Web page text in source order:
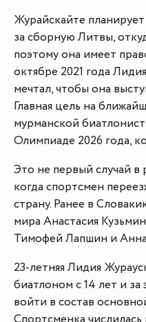
Журайскайте
за сборную Литвы,
поэтому она имеет
октябре 2021 года
мечтал, чтобы она
Главная цель на
мурманской
Олимпиаде 2026 года,
Это не первый случай в
когда спортсмен
страну. Ранее в
мира Анастасия
Тимофей Лапшин и
23-летняя Лидия
биатлоном с 14 лет и за
войти в состав